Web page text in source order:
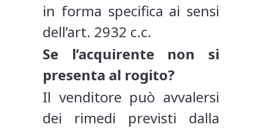
in forma specifica ai sensi
dell’art. 2932 c.c.
Se l’acquirente non si
presenta al rogito?
Il venditore può avvalersi
dei rimedi previsti dalla